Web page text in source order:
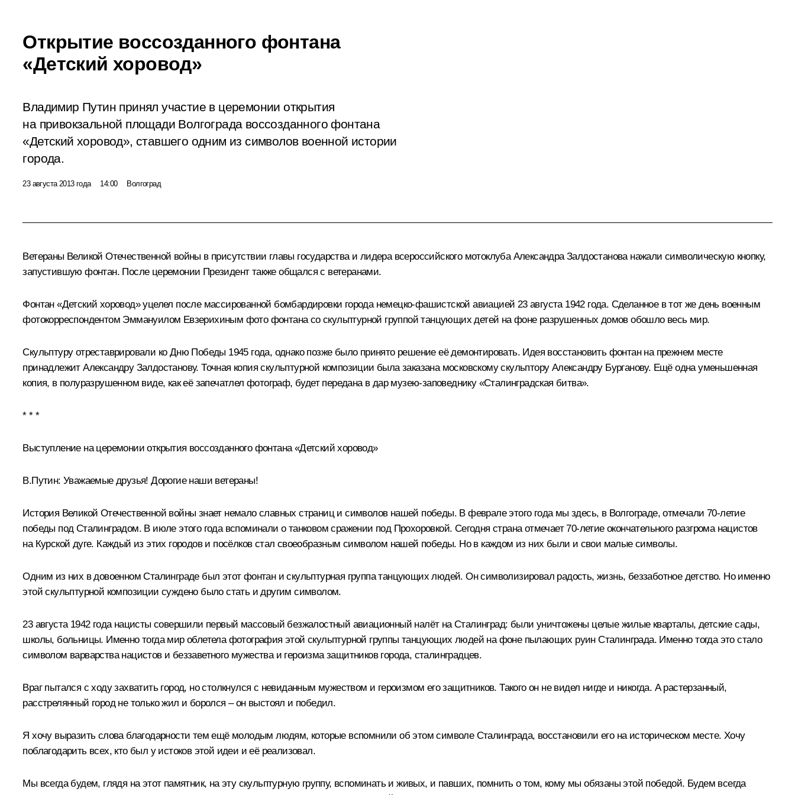
Открытие воссозданного фонтана
«Детский хоровод»
Владимир Путин принял участие в церемонии открытия
на привокзальной площади Волгограда воссозданного фонтана
«Детский хоровод», ставшего одним из символов военной истории
города.
23 августа 2013 года 14:00 Волгоград
Ветераны Великой Отечественной войны в присутствии главы государства и лидера всероссийского мотоклуба Александра Залдостанова нажали символическую кнопку,
запустившую фонтан. После церемонии Президент также общался с ветеранами.
Фонтан «Детский хоровод» уцелел после массированной бомбардировки города немецко-фашистской авиацией 23 августа 1942 года. Сделанное в тот же день военным
фотокорреспондентом Эммануилом Евзерихиным фото фонтана со скульптурной группой танцующих детей на фоне разрушенных домов обошло весь мир.
Скульптуру отреставрировали ко Дню Победы 1945 года, однако позже было принято решение её демонтировать. Идея восстановить фонтан на прежнем месте
принадлежит Александру Залдостанову. Точная копия скульптурной композиции была заказана московскому скульптору Александру Бурганову. Ещё одна уменьшенная
копия, в полуразрушенном виде, как её запечатлел фотограф, будет передана в дар музею-заповеднику «Сталинградская битва».
* * *
Выступление на церемонии открытия воссозданного фонтана «Детский хоровод»
В.Путин: Уважаемые друзья! Дорогие наши ветераны!
История Великой Отечественной войны знает немало славных страниц и символов нашей победы. В феврале этого года мы здесь, в Волгограде,отмечали 70-летие
победы под Сталинградом. В июле этого года вспоминали о танковом сражении под Прохоровкой. Сегодня страна отмечает 70-летие окончательного разгрома нацистов
на Курской дуге. Каждый из этих городов и посёлков стал своеобразным символом нашей победы. Но в каждом из них были и свои малые символы.
Одним из них в довоенном Сталинграде был этот фонтан и скульптурная группа танцующих людей. Он символизировал радость, жизнь, беззаботное детство. Но именно
этой скульптурной композиции суждено было стать и другим символом.
23 августа 1942 года нацисты совершили первый массовый безжалостный авиационный налёт на Сталинград: были уничтожены целые жилые кварталы, детские сады,
школы, больницы. Именно тогда мир облетела фотография этой скульптурной группы танцующих людей на фоне пылающих руин Сталинграда. Именно тогда это стало
символом варварства нацистов и беззаветного мужества и героизма защитников города, сталинградцев.
Враг пытался с ходу захватить город, но столкнулся с невиданным мужеством и героизмом его защитников. Такого он не видел нигде и никогда. А растерзанный,
расстрелянный город не только жил и боролся – он выстоял и победил.
Я хочу выразить слова благодарности тем ещё молодым людям, которые вспомнили об этом символе Сталинграда, восстановили его на историческом месте. Хочу
поблагодарить всех, кто был у истоков этой идеи и её реализовал.
Мы всегда будем, глядя на этот памятник, на эту скульптурную группу, вспоминать и живых, и павших, помнить о том, кому мы обязаны этой победой. Будем всегда